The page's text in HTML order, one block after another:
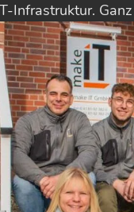
Infrastruktur.